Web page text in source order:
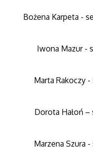
Bożena Karpeta -
Iwona Mazur -
Marta Rakoczy
Dorota Hałoń –
Marzena Szura